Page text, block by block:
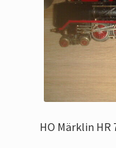
HO Märklin HR